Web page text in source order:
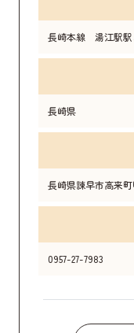
長崎本線 湯江駅駅
長崎県
長崎県諫早市高来
0957-27-7983